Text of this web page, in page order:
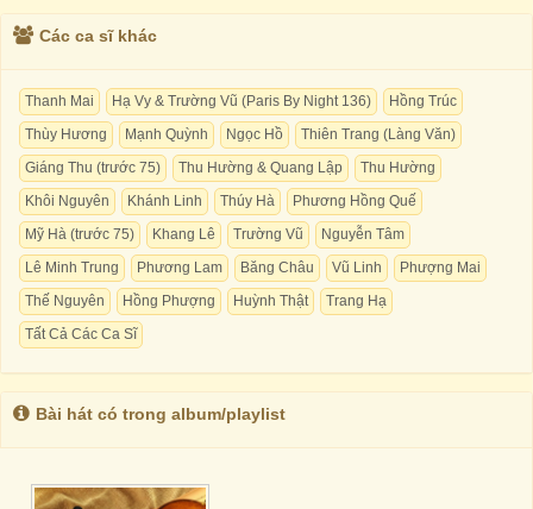
Các ca sĩ khác
Thanh Mai Hạ Vy & Trường Vũ (Paris By Night 136)
Hồng Trúc
Thùy Hương
Mạnh Quỳnh Ngọc Hồ
Thiên Trang (Làng Văn)
Giáng Thu (trước 75)
Thu Hường & Quang Lập
Thu Hường
Khôi Nguyên
Khánh Linh Thúy Hà
Phương Hồng Quế
Mỹ Hà (trước 75)
Khang Lê Trường Vũ
Nguyễn Tâm
Lê Minh Trung
Phương Lam Băng Châu Vũ Linh
Phượng Mai
Thế Nguyên
Hồng Phượng Huỳnh Thật
Trang Hạ
Tất Cả Các Ca Sĩ
Bài hát có trong album/playlist